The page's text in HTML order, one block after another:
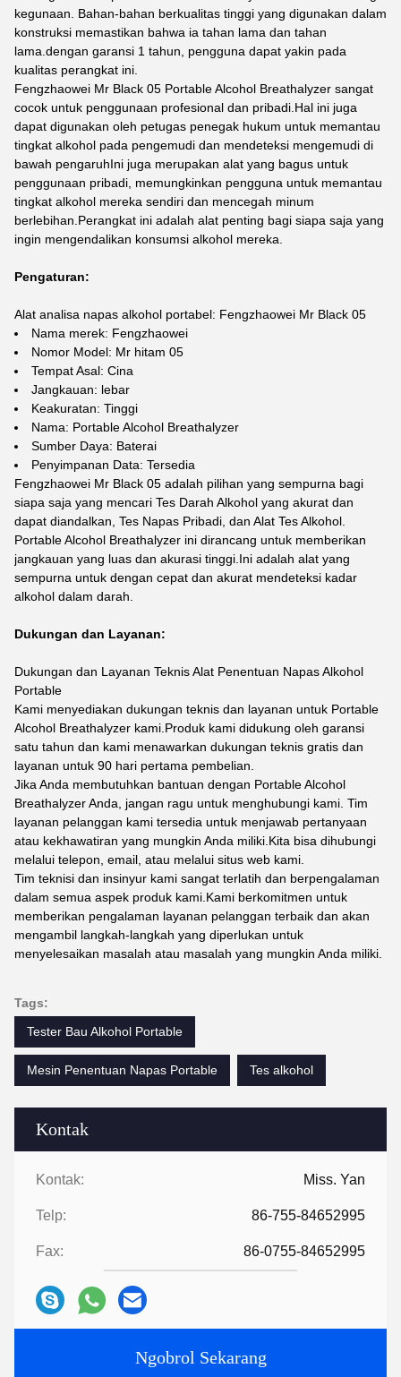
Kontak
Kontak: Miss. Yan
Telp: 86-755-84652995
Fax: 86-0755-84652995
Ngobrol Sekarang
kegunaan. Bahan-bahan berkualitas tinggi yang digunakan dalam
konstruksi memastikan bahwa ia tahan lama dan tahan
lama.dengan garansi 1 tahun, pengguna dapat yakin pada
kualitas perangkat ini.
Fengzhaowei Mr Black 05 Portable Alcohol Breathalyzer sangat
cocok untuk penggunaan profesional dan pribadi.Hal ini juga
dapat digunakan oleh petugas penegak hukum untuk memantau
tingkat alkohol pada pengemudi dan mendeteksi mengemudi di
bawah pengaruhIni juga merupakan alat yang bagus untuk
penggunaan pribadi, memungkinkan pengguna untuk memantau
tingkat alkohol mereka sendiri dan mencegah minum
berlebihan.Perangkat ini adalah alat penting bagi siapa saja yang
ingin mengendalikan konsumsi alkohol mereka.
Pengaturan:
Alat analisa napas alkohol portabel: Fengzhaowei Mr Black 05
Nama merek: Fengzhaowei
Nomor Model: Mr hitam 05
Tempat Asal: Cina
Jangkauan: lebar
Keakuratan: Tinggi
Nama: Portable Alcohol Breathalyzer
Sumber Daya: Baterai
Penyimpanan Data: Tersedia
Fengzhaowei Mr Black 05 adalah pilihan yang sempurna bagi
siapa saja yang mencari Tes Darah Alkohol yang akurat dan
dapat diandalkan, Tes Napas Pribadi, dan Alat Tes Alkohol.
Portable Alcohol Breathalyzer ini dirancang untuk memberikan
jangkauan yang luas dan akurasi tinggi.Ini adalah alat yang
sempurna untuk dengan cepat dan akurat mendeteksi kadar
alkohol dalam darah.
Dukungan dan Layanan:
Dukungan dan Layanan Teknis Alat Penentuan Napas Alkohol
Portable
Kami menyediakan dukungan teknis dan layanan untuk Portable
Alcohol Breathalyzer kami.Produk kami didukung oleh garansi
satu tahun dan kami menawarkan dukungan teknis gratis dan
layanan untuk 90 hari pertama pembelian.
Jika Anda membutuhkan bantuan dengan Portable Alcohol
Breathalyzer Anda, jangan ragu untuk menghubungi kami. Tim
layanan pelanggan kami tersedia untuk menjawab pertanyaan
atau kekhawatiran yang mungkin Anda miliki.Kita bisa dihubungi
melalui telepon, email, atau melalui situs web kami.
Tim teknisi dan insinyur kami sangat terlatih dan berpengalaman
dalam semua aspek produk kami.Kami berkomitmen untuk
memberikan pengalaman layanan pelanggan terbaik dan akan
mengambil langkah-langkah yang diperlukan untuk
menyelesaikan masalah atau masalah yang mungkin Anda miliki.
Tags:
Tester Bau Alkohol Portable
Mesin Penentuan Napas Portable Tes alkohol